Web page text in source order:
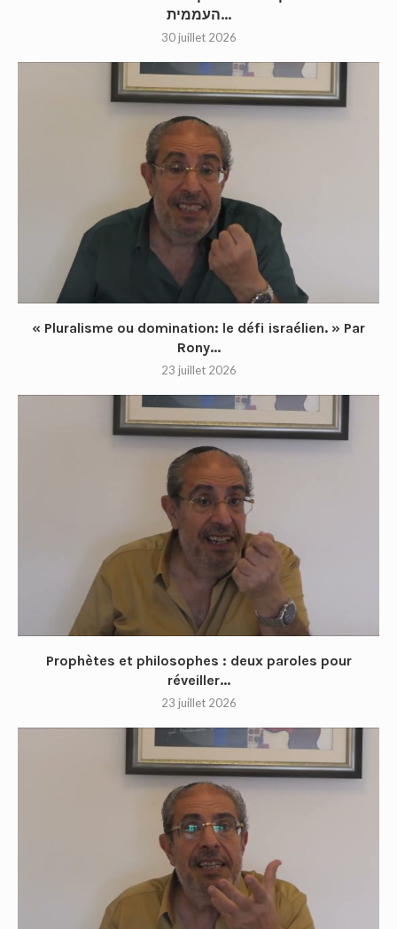
העממית...
30 juillet 2026
« Pluralisme ou domination: le défi israélien. » Par
Rony...
23 juillet 2026
Prophètes et philosophes : deux paroles pour
réveiller...
23 juillet 2026